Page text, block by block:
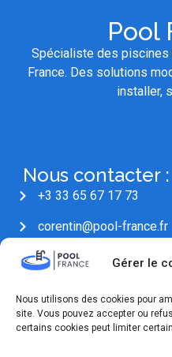
Gérer le
Nous utilisons des cookies pour
site. Vous pouvez accepter ou
certains cookies peut limiter
Pool
Spécialiste des piscines
France. Des solutions
installer,
Nous contacter :
+3 33 65 67 17 73
corentin@pool-france.fr
18 Rue Mervil, 25300
Pontarlier